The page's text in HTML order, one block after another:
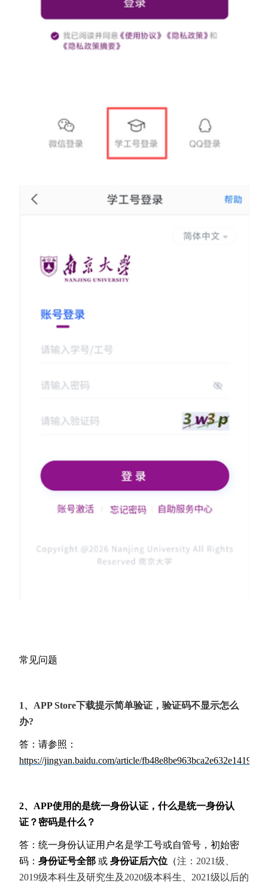
常见问题
1、 APP Store下载提示简单验证，验证码不显示怎么
办?
答：请参照：
https://jingyan.baidu.com/article/
2、APP使用的是统一身份认证，什么是统一身份认
证？密码是什么？
答：统一身份认证用户名是学工号或自管号，初始密
码： 身份证号全部 或 身份证后六位（注：2021级、
2019级本科生及研究生及2020级本科生、2021级以后的